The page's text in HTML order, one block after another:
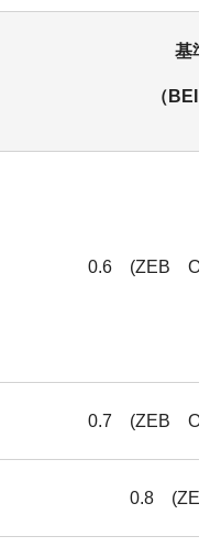
基準
（BEI
0.6 (ZEB
0.7 (ZEB
0.8